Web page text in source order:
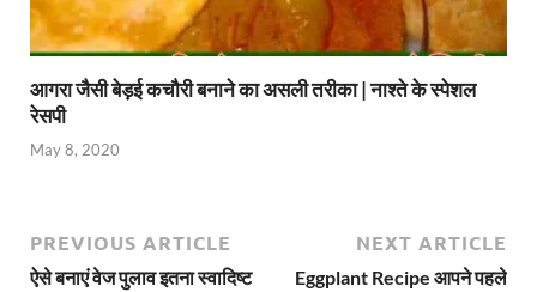
आगरा जैसी बेड़ई कचौरी बनाने का असली तरीका | नाश्ते के स्पेशल
रेसपी
May 8, 2020
PREVIOUS ARTICLE
ऐसे बनाएं वेज पुलाव इतना स्वादिष्ट
NEXT ARTICLE
Eggplant Recipe आपने पहले